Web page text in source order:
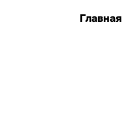
здоровье и
заболеваний,
Главная